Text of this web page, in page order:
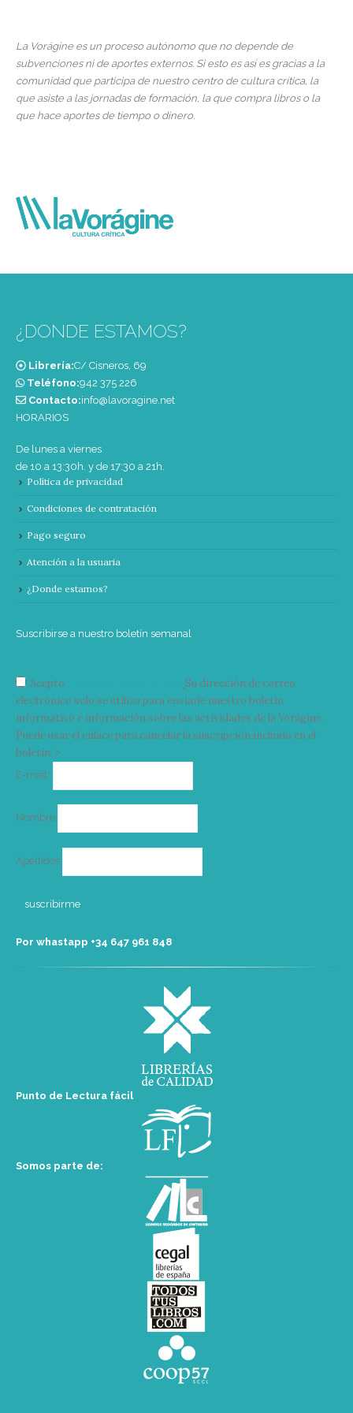
La Vorágine es un proceso autónomo que no depende de
subvenciones ni de aportes externos. Si esto es así es gracias a la
comunidad que participa de nuestro centro de cultura crítica, la
que asiste a las jornadas de formación, la que compra libros o la
que hace aportes de tiempo o dinero.
¿DONDE ESTAMOS?
Librería:C/ Cisneros, 69
Teléfono:‭942 375 226‬
Contacto:info@lavoragine.net
HORARIOS
De lunes a viernes
de 10 a 13:30h. y de 17:30 a 21h.
Política de privacidad
Condiciones de contratación
Pago seguro
Atención a la usuaria
¿Donde estamos?
Suscribirse a nuestro boletín semanal
Acepto
Su dirección de correo
electrónico solo se utiliza para enviarle nuestro boletín
informativo e información sobre las actividades de la Vorágine.
Puede usar el enlace para cancelar la suscripción incluido en el
boletín. >
E-mail*
Nombre
Apellidos
Por whastapp +34 ‭647 961 848‬
Punto de Lectura fácil
Somos parte de: